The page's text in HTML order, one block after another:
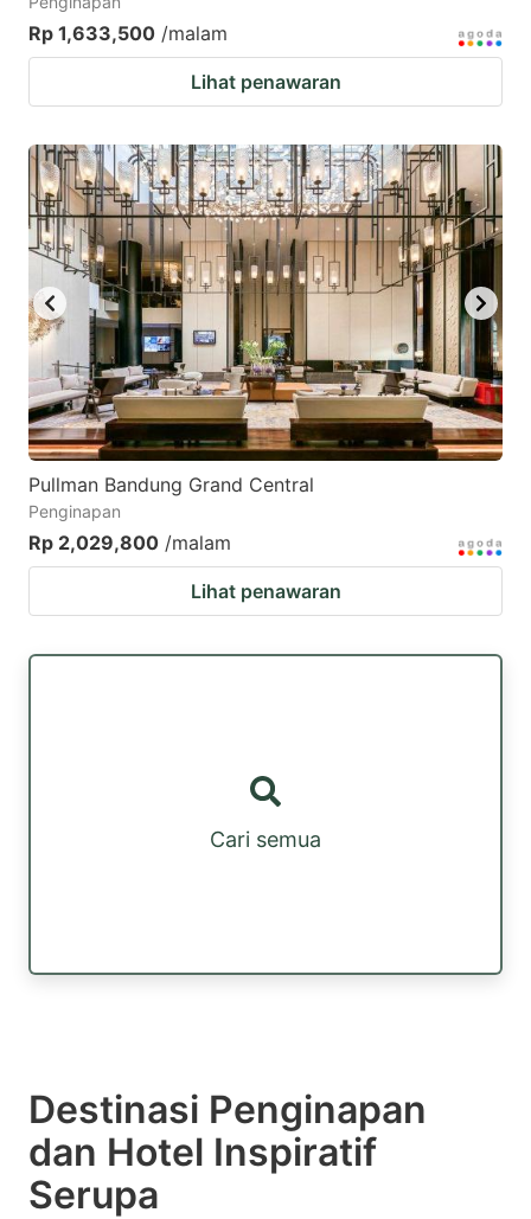
Rp 1,633,500 /malam
Lihat penawaran
Pullman Bandung Grand Central
Penginapan
Rp 2,029,800 /malam
Lihat penawaran
Cari semua
Destinasi Penginapan
dan Hotel Inspiratif
Serupa